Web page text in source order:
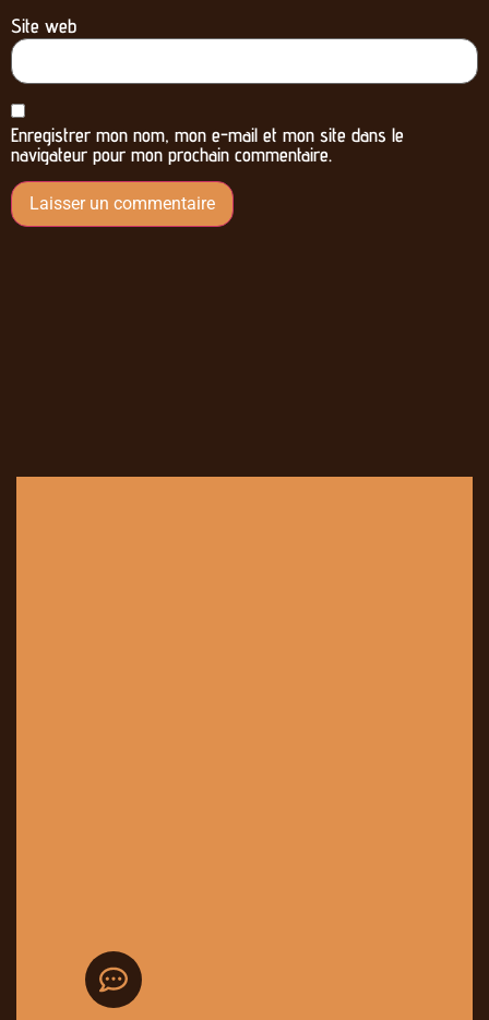
Site web
Enregistrer mon nom, mon e-mail et mon site dans le
navigateur pour mon prochain commentaire.